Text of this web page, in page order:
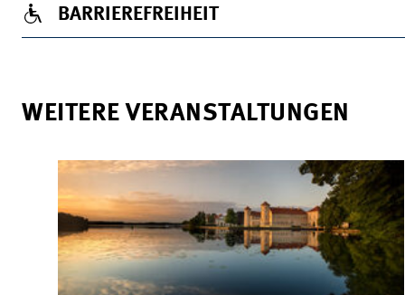
BARRIEREFREIHEIT
WEITERE VERANSTALTUNGEN